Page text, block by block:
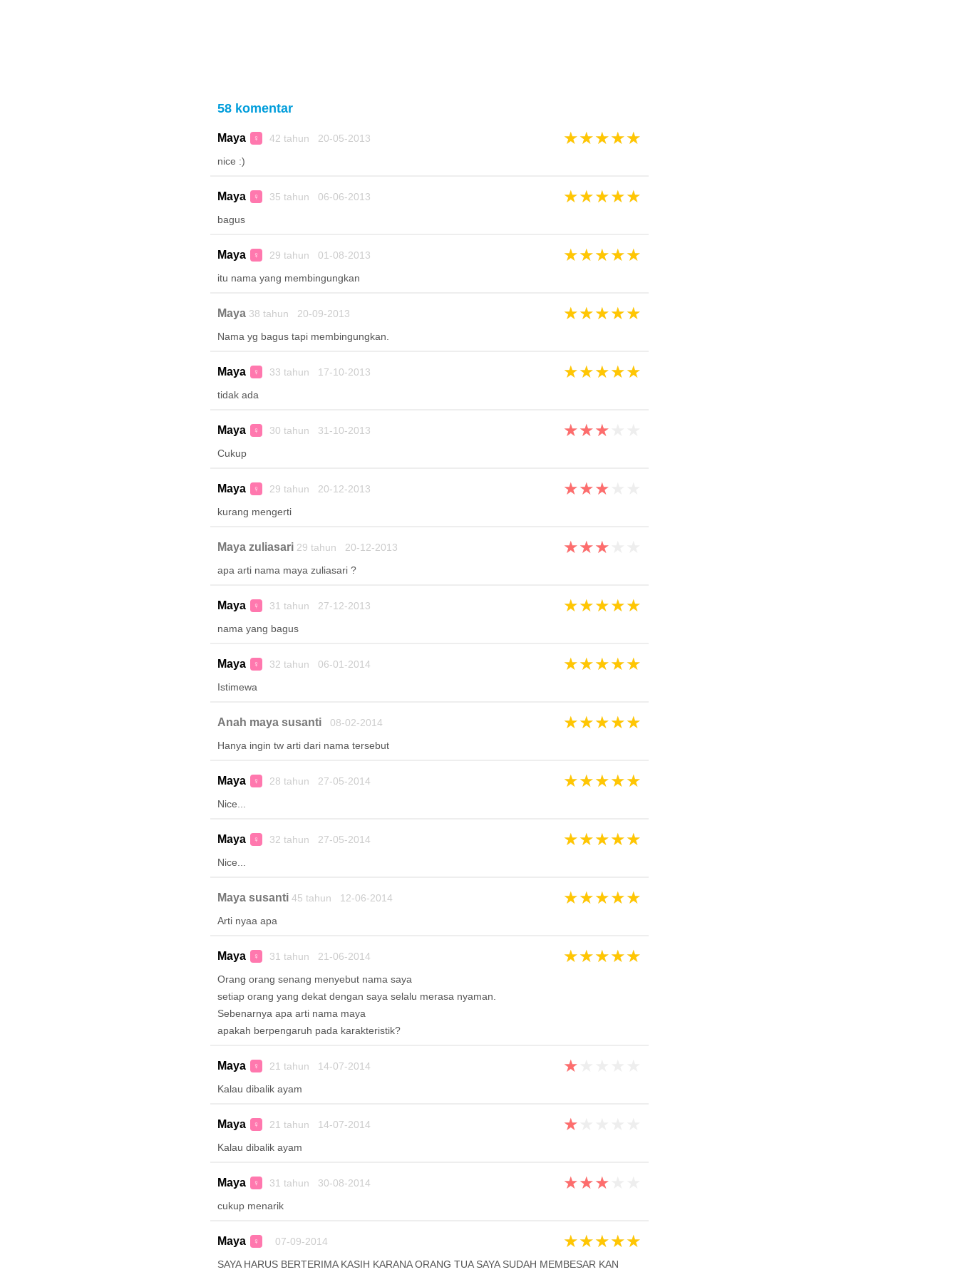
58 komentar
Maya ♀ 42 tahun 20-05-2013 ★★★★★
nice :)
Maya ♀ 35 tahun 06-06-2013 ★★★★★
bagus
Maya ♀ 29 tahun 01-08-2013 ★★★★★
itu nama yang membingungkan
Maya38 tahun 20-09-2013 ★★★★★
Nama yg bagus tapi membingungkan.
Maya ♀ 33 tahun 17-10-2013 ★★★★★
tidak ada
Maya ♀ 30 tahun 31-10-2013 ★★★
Cukup
Maya ♀ 29 tahun 20-12-2013 ★★★
kurang mengerti
Maya zuliasari29 tahun 20-12-2013 ★★★
apa arti nama maya zuliasari ?
Maya ♀ 31 tahun 27-12-2013 ★★★★★
nama yang bagus
Maya ♀ 32 tahun 06-01-2014 ★★★★★
Istimewa
Anah maya susanti08-02-2014 ★★★★★
Hanya ingin tw arti dari nama tersebut
Maya ♀ 28 tahun 27-05-2014 ★★★★★
Nice...
Maya ♀ 32 tahun 27-05-2014 ★★★★★
Nice...
Maya susanti45 tahun 12-06-2014 ★★★★★
Arti nyaa apa
Maya ♀ 31 tahun 21-06-2014 ★★★★★
Orang orang senang menyebut nama saya
setiap orang yang dekat dengan saya selalu merasa nyaman.
Sebenarnya apa arti nama maya
apakah berpengaruh pada karakteristik?
Maya ♀ 21 tahun 14-07-2014 ★
Kalau dibalik ayam
Maya ♀ 21 tahun 14-07-2014 ★
Kalau dibalik ayam
Maya ♀ 31 tahun 30-08-2014 ★★★
cukup menarik
Maya ♀ 07-09-2014 ★★★★★
SAYA HARUS BERTERIMA KASIH KARANA ORANG TUA SAYA SUDAH MEMBESAR KAN